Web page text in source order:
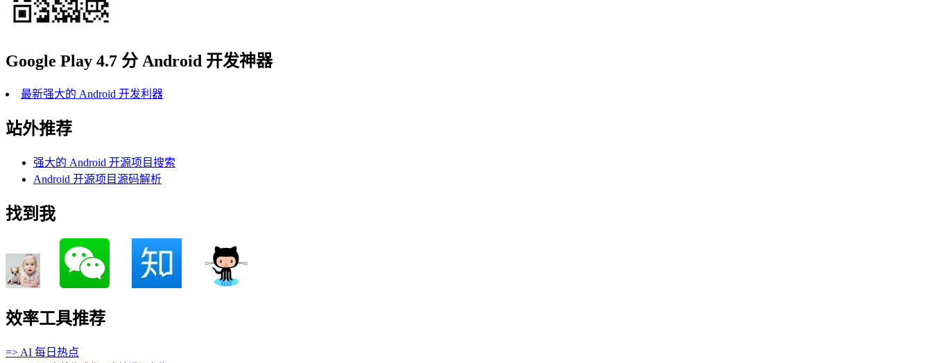
Google Play 4.7 分 Android 开发神器
最新强大的 Android 开发利器
站外推荐
强大的 Android 开源项目搜索
Android 开源项目源码解析
找到我
效率工具推荐
=> AI 每日热点